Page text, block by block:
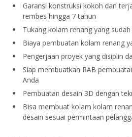
Garansi konstruksi kokoh dan
rembes hingga 7 tahun
Tukang kolam renang yang
Biaya pembuatan kolam renang
Pengerjaan proyek yang disiplin
Siap membuatkan RAB
Anda
Pembuatan desain 3D dengan
Bisa membuat kolam kolam
desain sesuai permintaan